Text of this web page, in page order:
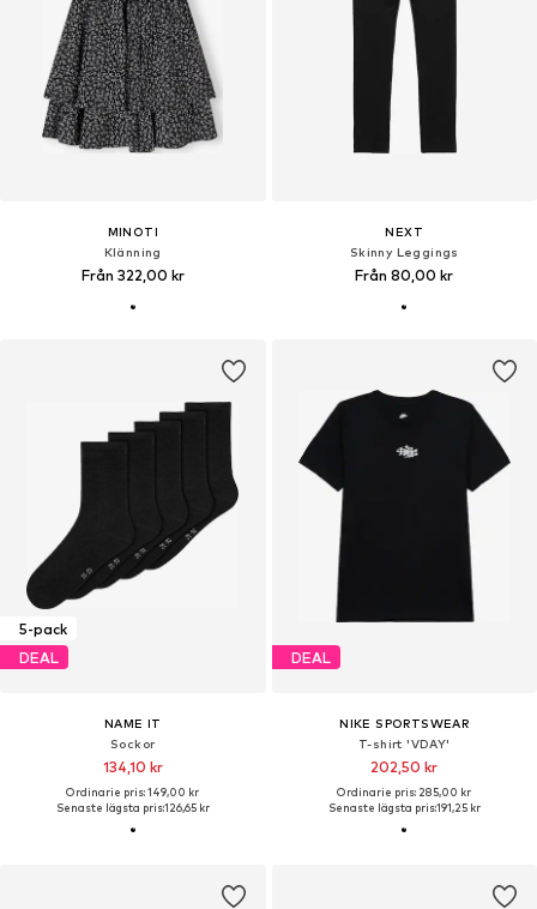
MINOTI
Klänning
Från 322,00 kr
NEXT
Skinny Leggings
Från 80,00 kr
5-pack
DEAL
NAME IT
Sockor
134,10 kr
Ordinarie pris: 149,00 kr
Senaste lägsta pris:126,65 kr
DEAL
NIKE SPORTSWEAR
T-shirt 'VDAY'
202,50 kr
Ordinarie pris: 285,00 kr
Senaste lägsta pris:191,25 kr